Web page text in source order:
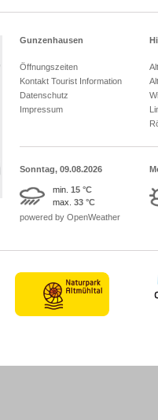
Gunzenhausen
Öffnungszeiten
Kontakt Tourist Information
Datenschutz
Impressum
Sonntag, 09.08.2026
min. 15 °C
max. 33 °C
powered by OpenWeather